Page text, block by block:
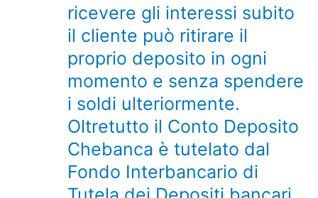
ricevere gli interessi subito
il cliente può ritirare il
proprio deposito in ogni
momento e senza spendere
i soldi ulteriormente.
Oltretutto il Conto Deposito
Chebanca è tutelato dal
Fondo Interbancario di